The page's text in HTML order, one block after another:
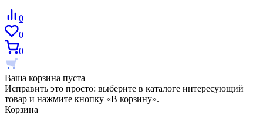
0
0
0
Ваша корзина пуста
Исправить это просто: выберите в каталоге интересующий
товар и нажмите кнопку «В корзину».
Корзина